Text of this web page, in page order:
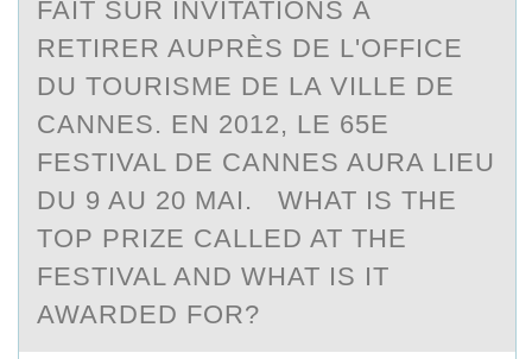
FAIT SUR INVITATIONS À
RETIRER AUPRÈS DE L'OFFICE
DU TOURISME DE LA VILLE DE
CANNES. EN 2012, LE 65E
FESTIVAL DE CANNES AURA LIEU
DU 9 AU 20 MAI. WHAT IS THE
TOP PRIZE CALLED AT THE
FESTIVAL AND WHAT IS IT
AWARDED FOR?